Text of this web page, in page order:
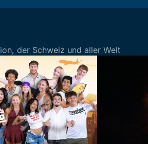
der Schweiz und aller Welt